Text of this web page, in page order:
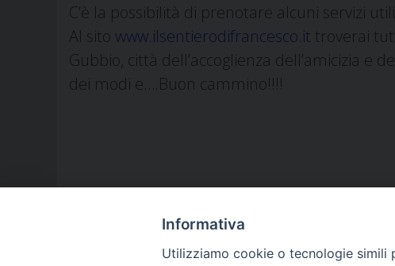
C’è la possibilità di prenotare alcuni servizi
Al sito www.ilsentierodifrancesco.it troverai
Gubbio, città dell’accoglienza dell’amicizia e
dei modi e….Buon cammino!!!!
Informativa
Utilizziamo cookie o tecnologie simili